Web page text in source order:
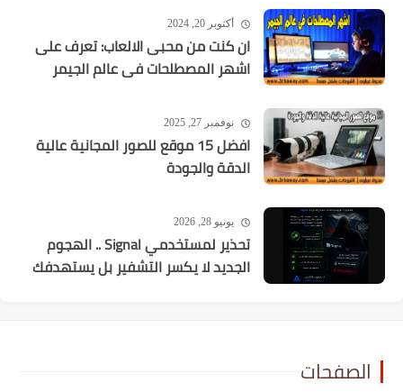
أكتوبر 20, 2024
ان كنت من محبى الالعاب: تعرف على
اشهر المصطلحات فى عالم الجيمر
نوفمبر 27, 2025
افضل 15 موقع للصور المجانية عالية
الدقة والجودة
يونيو 28, 2026
تحذير لمستخدمي Signal .. الهجوم
الجديد لا يكسر التشفير بل يستهدفك
الصفحات